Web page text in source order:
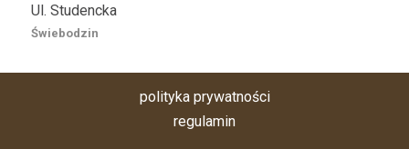
Ul. Studencka
Świebodzin
polityka prywatności
regulamin